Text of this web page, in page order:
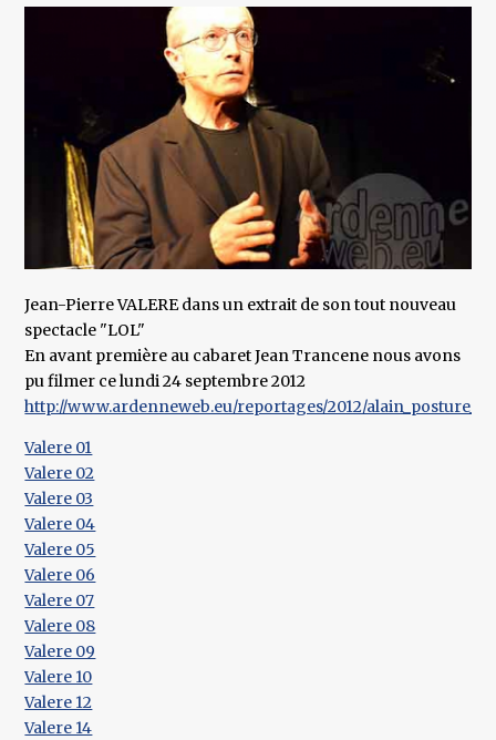
Jean-Pierre VALERE dans un extrait de son tout nouveau
spectacle "LOL"
En avant première au cabaret Jean Trancene nous avons
pu filmer ce lundi 24 septembre 2012
http://www.ardenneweb.eu/reportages/2012/
​Valere 01
​Valere 02
​Valere 03
Valere 04
Valere 05
​Valere 06
​Valere 07
​Valere 08
​Valere 09
​Valere 10
​Valere 12
Valere 14